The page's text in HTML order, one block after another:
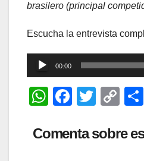
brasilero (principal
Escucha la entrevista
Reproductor
de
audio
00:00
W
at
F
c
T
tt
C
p
Comenta sobre